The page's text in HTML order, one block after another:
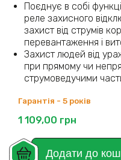
Поєднує в собі
реле захисного
захист від струмів
перевантаження і
Захист людей від
при прямому чи
струмоведучими
Гарантія - 5 років
1 109,00 грн
Додати до